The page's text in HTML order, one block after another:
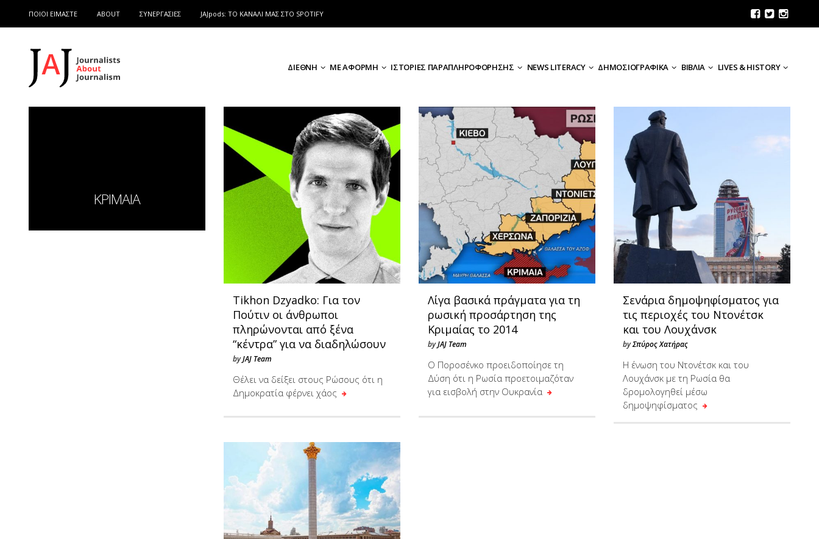
ΠΟΙΟΙ ΕΙΜΑΣΤΕ ABOUT ΣΥΝΕΡΓΑΣΙΕΣ JAJpods: TO ΚΑΝΑΛΙ ΜΑΣ ΣΤΟ SPOTIFY
ΔΙΕΘΝΗ ΜΕ ΑΦΟΡΜΗ ΙΣΤΟΡΙΕΣ ΠΑΡΑΠΛΗΡΟΦΟΡΗΣΗΣ NEWS LITERACY ΔΗΜΟΣΙΟΓΡΑΦΙΚΑ ΒΙΒΛΙΑ LIVES & HISTORY
ΚΡΙΜΑΙΑ
Tikhon Dzyadko: Για τον
Πούτιν οι άνθρωποι
πληρώνονται από ξένα
“κέντρα” για να διαδηλώσουν
byJAJ Team
Θέλει να δείξει στους Ρώσους ότι η
Δημοκρατία φέρνει χάος
Λίγα βασικά πράγματα για τη
ρωσική προσάρτηση της
Κριμαίας το 2014
byJAJ Team
Ο Ποροσένκο προειδοποίησε τη
Δύση ότι η Ρωσία προετοιμαζόταν
για εισβολή στην Ουκρανία
Σενάρια δημοψηφίσματος για
τις περιοχές του Ντονέτσκ
και του Λουχάνσκ
byΣπύρος Χατήρας
Η ένωση του Ντονέτσκ και του
Λουχάνσκ με τη Ρωσία θα
δρομολογηθεί μέσω
δημοψηφίσματος